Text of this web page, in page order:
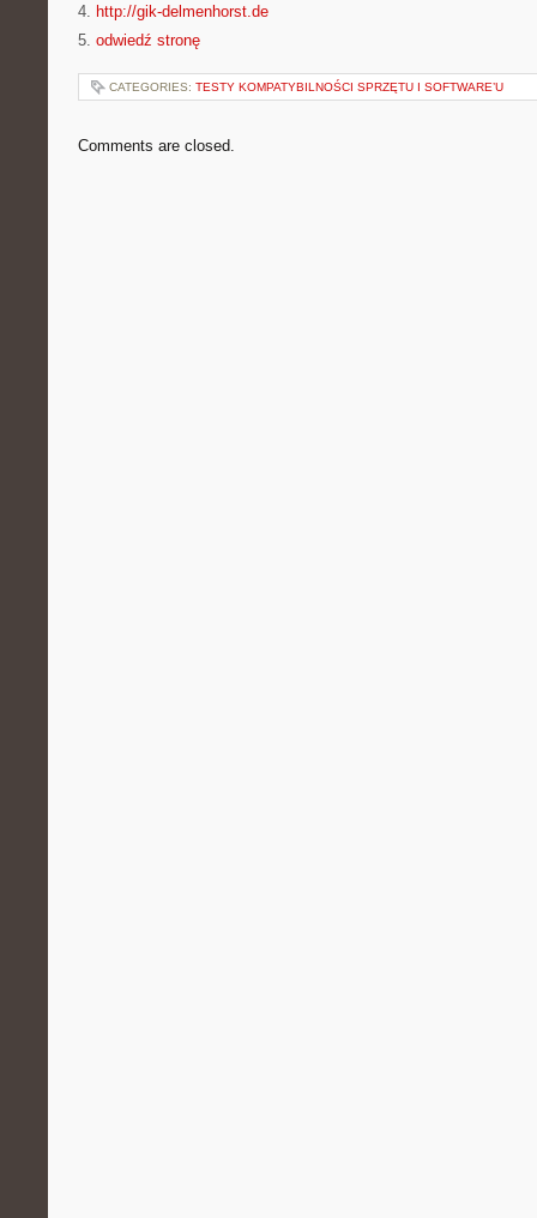
4. http://gik-delmenhorst.de
5. odwiedź stronę
CATEGORIES: TESTY KOMPATYBILNOŚCI SPRZĘTU I SOFTWARE’U
Comments are closed.